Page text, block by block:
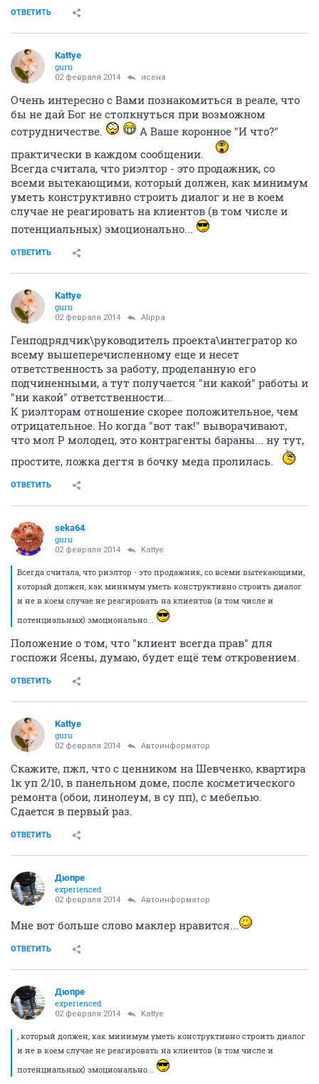
ОТВЕТИТЬ
Kattye
guru
02 февраля 2014 ясена
Очень интересно с Вами познакомиться в реале, что
бы не дай Бог не столкнуться при возможном
сотрудничестве.
А Ваше коронное "И что?"
практически в каждом сообщении.
Всегда считала, что риэлтор - это продажник, со
всеми вытекающими, который должен, как минимум
уметь конструктивно строить диалог и не в коем
случае не реагировать на клиентов (в том числе и
потенциальных) эмоционально...
ОТВЕТИТЬ
Kattye
guru
02 февраля 2014 Alippa
Генподрядчик\руководитель проекта\интегратор ко
всему вышеперечисленному еще и несет
ответственность за работу, проделанную его
подчиненными, а тут получается "ни какой" работы и
"ни какой" ответственности...
К риэлторам отношение скорее положительное, чем
отрицательное. Но когда "вот так!" выворачивают,
что мол Р молодец, это контрагенты бараны... ну тут,
простите, ложка дегтя в бочку меда пролилась.
ОТВЕТИТЬ
seka64
guru
02 февраля 2014 Kattye
Всегда считала, что риэлтор - это продажник, со всеми вытекающими,
который должен, как минимум уметь конструктивно строить диалог
и не в коем случае не реагировать на клиентов (в том числе и
потенциальных) эмоционально...
Положение о том, что "клиент всегда прав" для
госпожи Ясены, думаю, будет ещё тем откровением.
ОТВЕТИТЬ
Kattye
guru
02 февраля 2014 Автоинформатор
Скажите, пжл, что с ценником на Шевченко, квартира
1к уп 2/10, в панельном доме, после косметического
ремонта (обои, линолеум, в су пп), с мебелью.
Сдается в первый раз.
ОТВЕТИТЬ
Дюпре
experienced
02 февраля 2014 Автоинформатор
Мне вот больше слово маклер нравится...
ОТВЕТИТЬ
Дюпре
experienced
02 февраля 2014 Kattye
, который должен, как минимум уметь конструктивно строить диалог
и не в коем случае не реагировать на клиентов (в том числе и
потенциальных) эмоционально...